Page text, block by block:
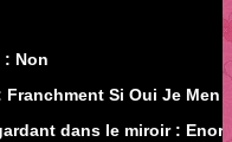
: Non
Si Oui Je Men
dans le miroir :